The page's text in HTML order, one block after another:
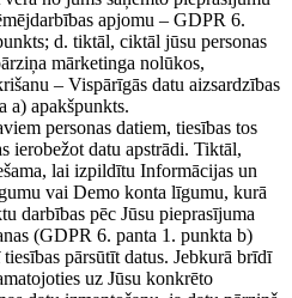
apjomu – GDPR 6.
d. tiktāl, ciktāl jūsu personas
mārketinga nolūkos,
– Vispārīgās datu aizsardzības
a) apakšpunkts.
personas datiem, tiesības tos
ierobežot datu apstrādi. Tiktāl,
lai izpildītu Informācijas un
vai Demo konta līgumu, kurā
darbības pēc Jūsu pieprasījuma
(GDPR 6. panta 1. punkta b)
pārsūtīt datus. Jebkurā brīdī
uz Jūsu konkrēto